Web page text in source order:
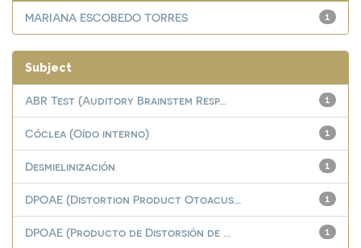
1
MARIANA ESCOBEDO TORRES
Subject
1
ABR Test (Auditory Brainstem Resp...
1
Cóclea (Oído interno)
1
Desmielinización
1
DPOAE (Distortion Product Otoacus...
1
DPOAE (Producto de Distorsión de ...